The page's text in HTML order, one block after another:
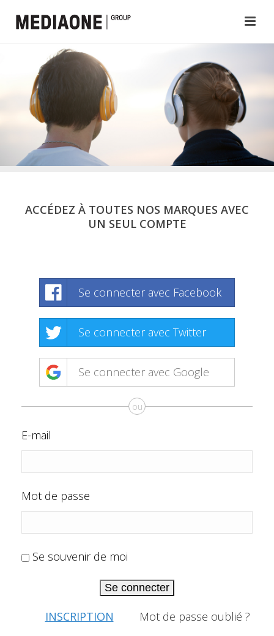
ACCÉDEZ À TOUTES NOS MARQUES AVEC
UN SEUL COMPTE
Se connecter avec Facebook
Se connecter avec Twitter
Se connecter avec Google
ou
E-mail
Mot de passe
Se souvenir de moi
Se connecter
INSCRIPTION Mot de passe oublié ?